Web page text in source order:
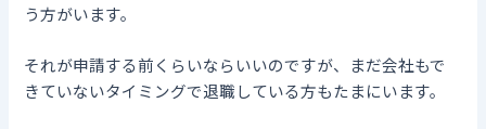
う方がいます。
それが申請する前くらいならいいのですが、まだ会社もで
きていないタイミングで退職している方もたまにいます。